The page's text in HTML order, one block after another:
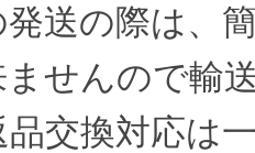
送の際は、
せんので輸
交換対応は